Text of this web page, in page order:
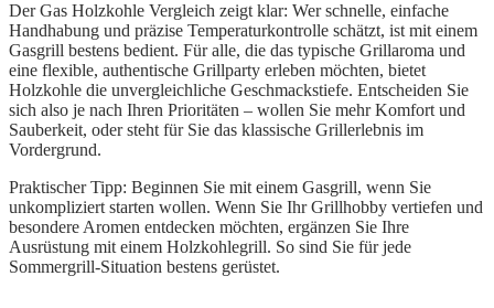
Der Gas Holzkohle Vergleich zeigt klar: Wer schnelle, einfache
Handhabung und präzise Temperaturkontrolle schätzt, ist mit einem
Gasgrill bestens bedient. Für alle, die das typische Grillaroma und
eine flexible, authentische Grillparty erleben möchten, bietet
Holzkohle die unvergleichliche Geschmackstiefe. Entscheiden Sie
sich also je nach Ihren Prioritäten – wollen Sie mehr Komfort und
Sauberkeit, oder steht für Sie das klassische Grillerlebnis im
Vordergrund.
Praktischer Tipp: Beginnen Sie mit einem Gasgrill, wenn Sie
unkompliziert starten wollen. Wenn Sie Ihr Grillhobby vertiefen und
besondere Aromen entdecken möchten, ergänzen Sie Ihre
Ausrüstung mit einem Holzkohlegrill. So sind Sie für jede
Sommergrill-Situation bestens gerüstet.